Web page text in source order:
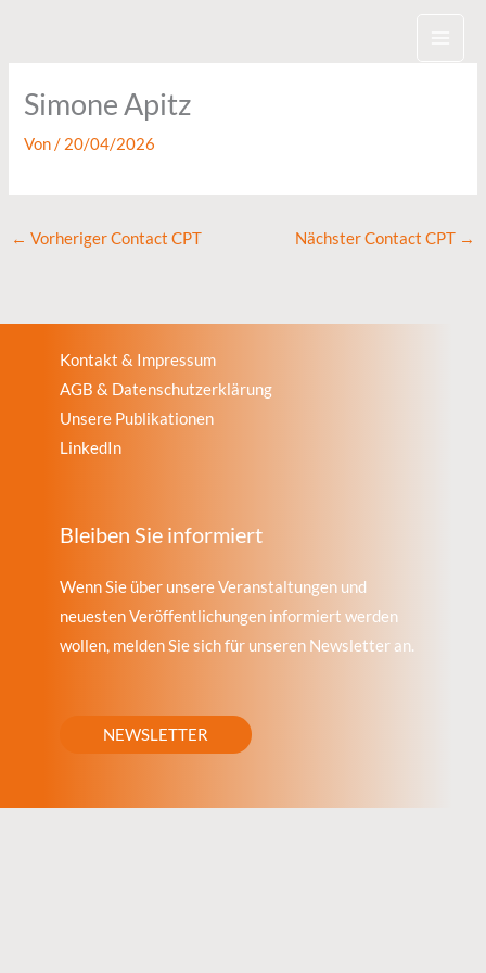
Simone Apitz
Von/ 20/04/2026
← Vorheriger Contact CPT Nächster Contact CPT →
Kontakt & Impressum
AGB & Datenschutzerklärung
Unsere Publikationen
LinkedIn
Bleiben Sie informiert
Wenn Sie über unsere Veranstaltungen und
neuesten Veröffentlichungen informiert werden
wollen, melden Sie sich für unseren Newsletter an.
NEWSLETTER